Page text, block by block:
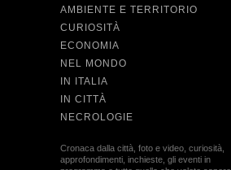
AMBIENTE E TERRITORIO
CURIOSITÀ
ECONOMIA
NEL MONDO
IN ITALIA
IN CITTÀ
NECROLOGIE
Cronaca dalla città, foto e video, curiosità,
approfondimenti, inchieste, gli eventi in